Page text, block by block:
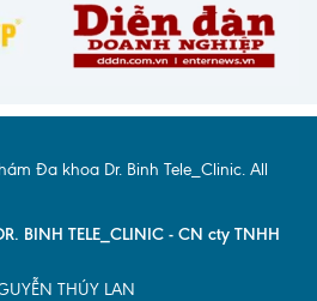
Đa khoa Dr. Binh Tele_Clinic. All
BINH TELE_CLINIC - CN cty TNHH
THÚY LAN